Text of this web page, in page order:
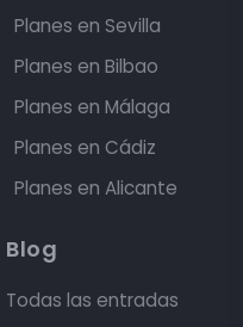
Planes en Sevilla
Planes en Bilbao
Planes en Málaga
Planes en Cádiz
Planes en Alicante
Blog
Todas las entradas